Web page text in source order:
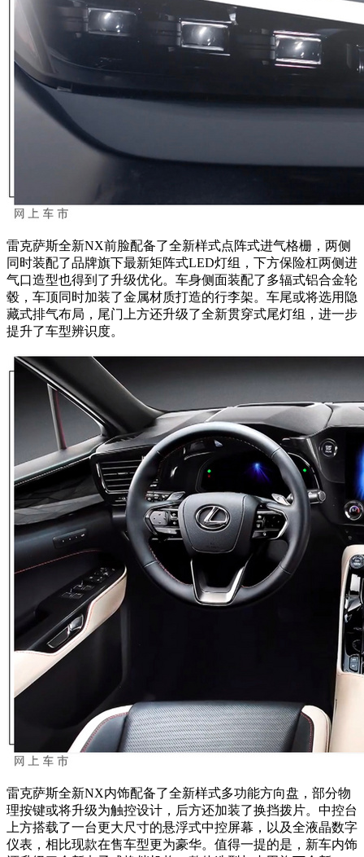
雷克萨斯全新NX前脸配备了全新样式点阵式进气格栅，两侧
同时装配了品牌旗下最新矩阵式LED灯组，下方保险杠两侧进
气口造型也得到了升级优化。车身侧面装配了多辐式铝合金轮
毂，车顶同时加装了金属材质打造的行李架。车尾或将选用隐
藏式排气布局，尾门上方还升级了全新贯穿式尾灯组，进一步
提升了车型辨识度。
雷克萨斯全新NX内饰配备了全新样式多功能方向盘，部分物
理按键或将升级为触控设计，后方还加装了换挡拨片。中控台
上方搭载了一台更大尺寸的悬浮式中控屏幕，以及全液晶数字
仪表，相比现款在售车型更为豪华。值得一提的是，新车内饰